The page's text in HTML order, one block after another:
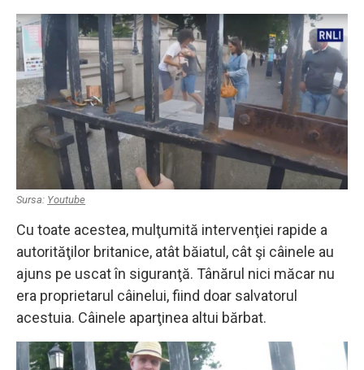
Sursa: Youtube
Cu toate acestea, mulţumită intervenţiei rapide a
autorităţilor britanice, atât băiatul, cât şi câinele au
ajuns pe uscat în siguranţă. Tânărul nici măcar nu
era proprietarul câinelui, fiind doar salvatorul
acestuia. Câinele aparţinea altui bărbat.